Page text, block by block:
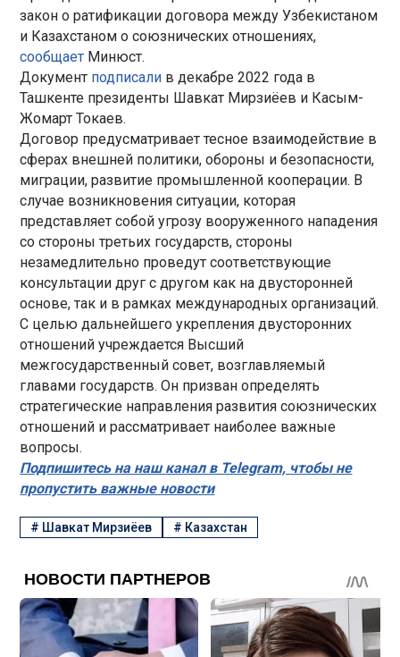
закон о ратификации договора между Узбекистаном
и Казахстаном о союзнических отношениях,
сообщает Минюст.
Документ подписали в декабре 2022 года в
Ташкенте президенты Шавкат Мирзиёев и Касым-
Жомарт Токаев.
Договор предусматривает тесное взаимодействие в
сферах внешней политики, обороны и безопасности,
миграции, развитие промышленной кооперации. В
случае возникновения ситуации, которая
представляет собой угрозу вооруженного нападения
со стороны третьих государств, стороны
незамедлительно проведут соответствующие
консультации друг с другом как на двусторонней
основе, так и в рамках международных организаций.
С целью дальнейшего укрепления двусторонних
отношений учреждается Высший
межгосударственный совет, возглавляемый
главами государств. Он призван определять
стратегические направления развития союзнических
отношений и рассматривает наиболее важные
вопросы.
Подпишитесь на наш канал в Telegram, чтобы не
пропустить важные новости
# Шавкат Мирзиёев # Казахстан